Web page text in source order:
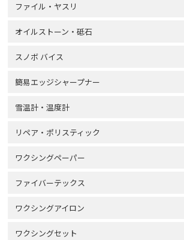
ファイル・ヤスリ
オイルストーン・砥石
スノボ バイス
簡易エッジシャープナー
雪温計・温度計
リペア・ポリスティック
ワクシングペーパー
ファイバーテックス
ワクシングアイロン
ワクシングセット